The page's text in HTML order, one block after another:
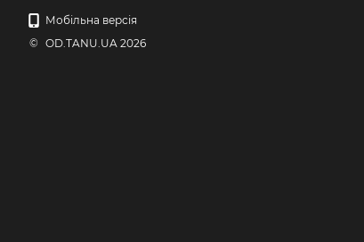
Мобільна версія
© OD.TANU.UA 2026